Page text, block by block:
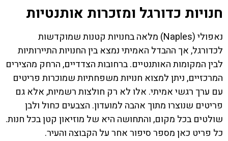
חנויות כדורגל ומזכרות אותנטיות
נאפולי (Naples) מלאה בחנויות קטנות שמוקדשות
לכדורגל, אך ההבדל האמיתי נמצא בין החנויות התיירותיות
לבין המקומות האותנטיים. ברחובות הצדדיים, הרחק מהצירים
המרכזיים, ניתן למצוא חנויות משפחתיות שמוכרות פריטים
עם ערך רגשי אמיתי. אלו לא רק חולצות רשמיות, אלא גם
פריטים שנוצרו מתוך אהבה למועדון. הצבעים כחול ולבן
שולטים בכל מקום, והתחושה היא של מוזיאון קטן בכל חנות.
כל פריט כאן מספר סיפור אחר על הקבוצה והעיר.